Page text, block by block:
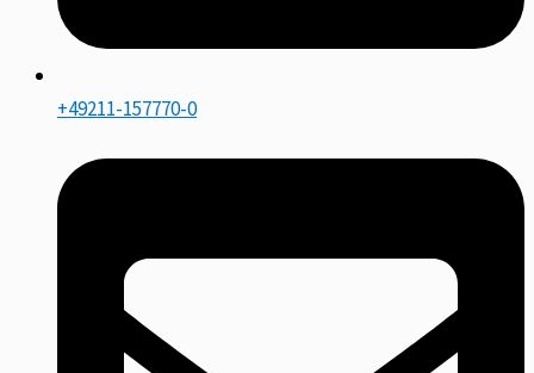
+49211-157770-0